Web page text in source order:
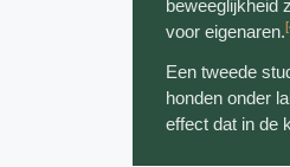
beweeglijkheid
voor eigenaren.
Een tweede
honden onder
effect dat in de